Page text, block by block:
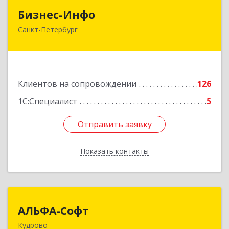
Бизнес-Инфо
Санкт-Петербург
Клиентов на сопровождении
126
1С:Специалист
5
Отправить заявку
Показать контакты
191119, Санкт-Петербург г, Константина
Подробнее
Отправить заявку
Назад
АЛЬФА-Софт
Кудрово